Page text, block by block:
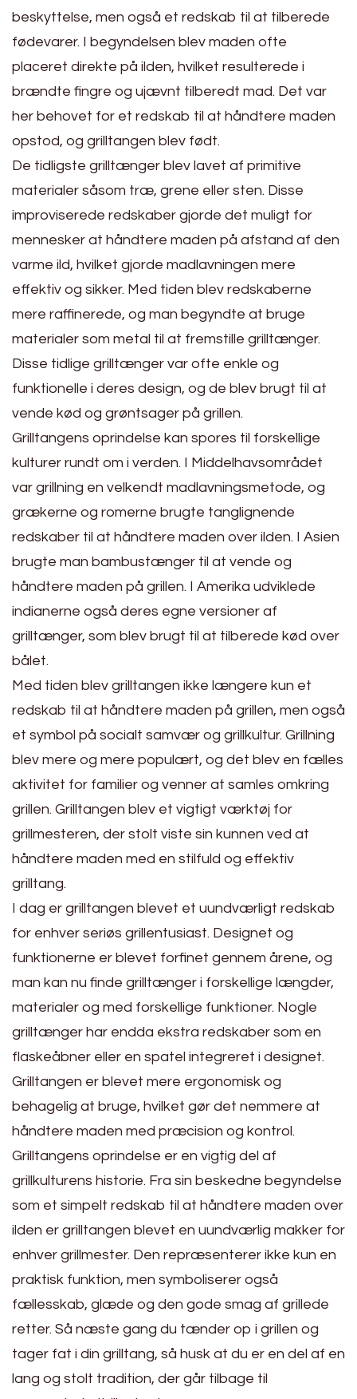
beskyttelse, men også et redskab til at tilberede
fødevarer. I begyndelsen blev maden ofte
placeret direkte på ilden, hvilket resulterede i
brændte fingre og ujævnt tilberedt mad. Det var
her behovet for et redskab til at håndtere maden
opstod, og grilltangen blev født.
De tidligste grilltænger blev lavet af primitive
materialer såsom træ, grene eller sten. Disse
improviserede redskaber gjorde det muligt for
mennesker at håndtere maden på afstand af den
varme ild, hvilket gjorde madlavningen mere
effektiv og sikker. Med tiden blev redskaberne
mere raffinerede, og man begyndte at bruge
materialer som metal til at fremstille grilltænger.
Disse tidlige grilltænger var ofte enkle og
funktionelle i deres design, og de blev brugt til at
vende kød og grøntsager på grillen.
Grilltangens oprindelse kan spores til forskellige
kulturer rundt om i verden. I Middelhavsområdet
var grillning en velkendt madlavningsmetode, og
grækerne og romerne brugte tanglignende
redskaber til at håndtere maden over ilden. I Asien
brugte man bambustænger til at vende og
håndtere maden på grillen. I Amerika udviklede
indianerne også deres egne versioner af
grilltænger, som blev brugt til at tilberede kød over
bålet.
Med tiden blev grilltangen ikke længere kun et
redskab til at håndtere maden på grillen, men også
et symbol på socialt samvær og grillkultur. Grillning
blev mere og mere populært, og det blev en fælles
aktivitet for familier og venner at samles omkring
grillen. Grilltangen blev et vigtigt værktøj for
grillmesteren, der stolt viste sin kunnen ved at
håndtere maden med en stilfuld og effektiv
grilltang.
I dag er grilltangen blevet et uundværligt redskab
for enhver seriøs grillentusiast. Designet og
funktionerne er blevet forfinet gennem årene, og
man kan nu finde grilltænger i forskellige længder,
materialer og med forskellige funktioner. Nogle
grilltænger har endda ekstra redskaber som en
flaskeåbner eller en spatel integreret i designet.
Grilltangen er blevet mere ergonomisk og
behagelig at bruge, hvilket gør det nemmere at
håndtere maden med præcision og kontrol.
Grilltangens oprindelse er en vigtig del af
grillkulturens historie. Fra sin beskedne begyndelse
som et simpelt redskab til at håndtere maden over
ilden er grilltangen blevet en uundværlig makker for
enhver grillmester. Den repræsenterer ikke kun en
praktisk funktion, men symboliserer også
fællesskab, glæde og den gode smag af grillede
retter. Så næste gang du tænder op i grillen og
tager fat i din grilltang, så husk at du er en del af en
lang og stolt tradition, der går tilbage til